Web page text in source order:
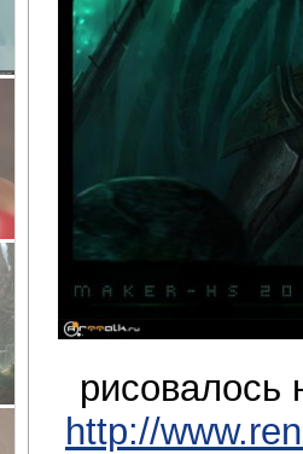
рисовалось
http://